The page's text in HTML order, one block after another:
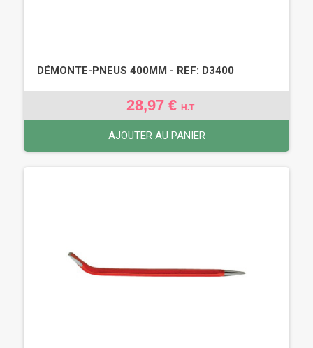
DÉMONTE-PNEUS 400MM - REF: D3400
28,97 € H.T
AJOUTER AU PANIER